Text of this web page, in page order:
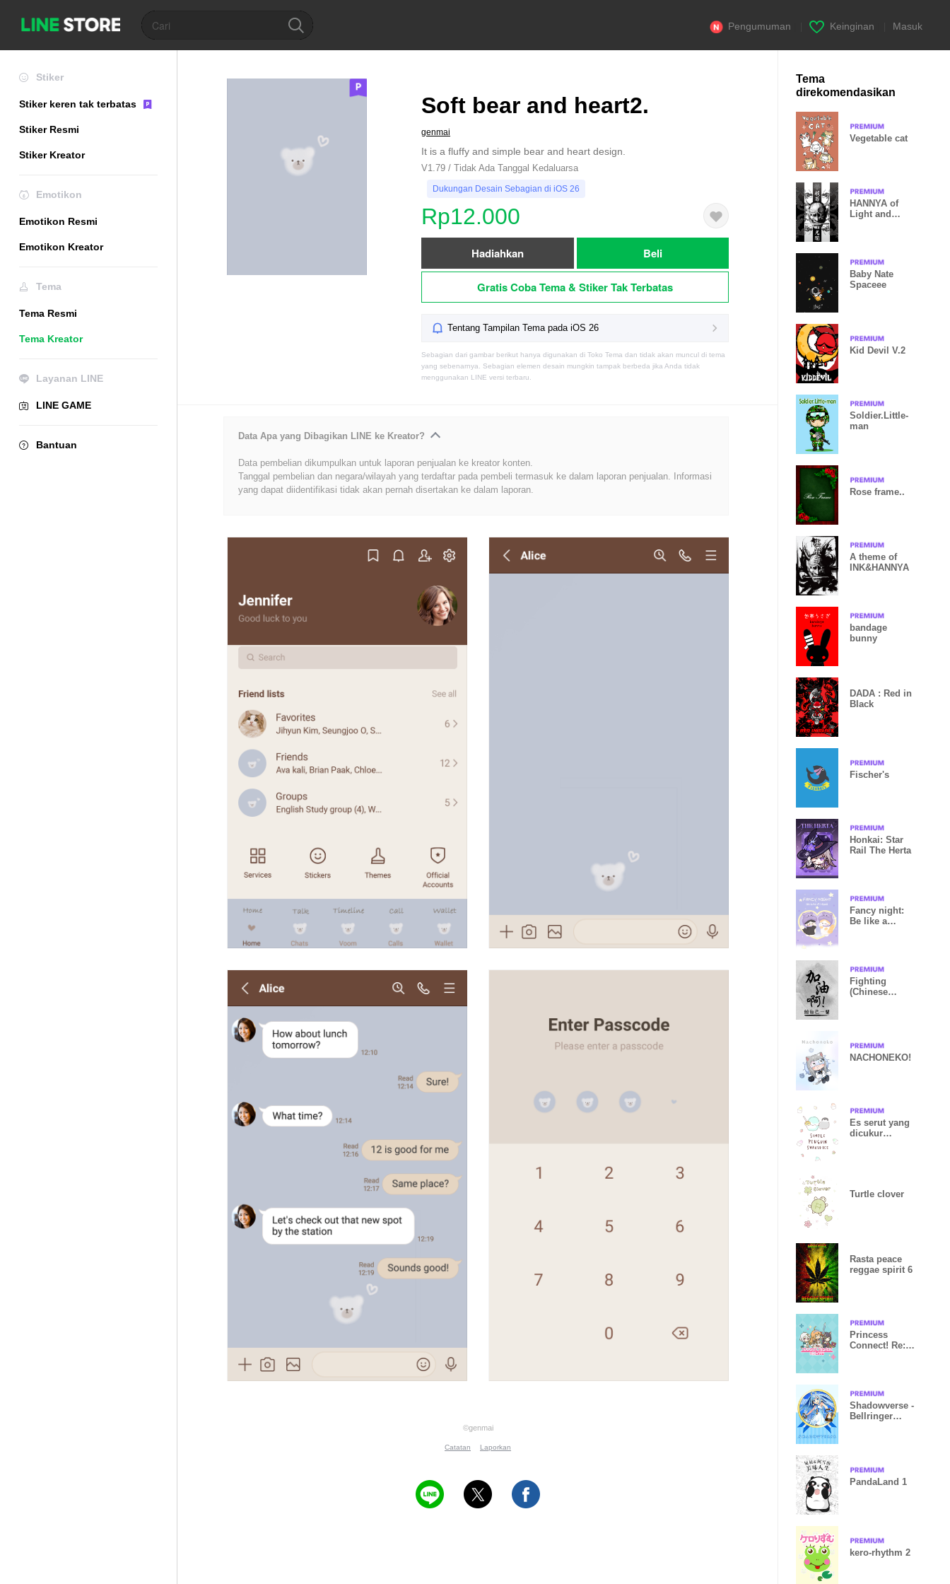
Pengumuman Keinginan Masuk
Stiker
Stiker keren tak terbatas
Stiker Resmi
Stiker Kreator
Emotikon
Emotikon Resmi
Emotikon Kreator
Tema
Tema Resmi
Tema Kreator
Layanan LINE
LINE GAME
Bantuan
Soft bear and heart2.
genmai
It is a fluffy and simple bear and heart design.
V1.79 / Tidak Ada Tanggal Kedaluarsa
Dukungan Desain Sebagian di iOS 26
Rp12.000
Hadiahkan Beli
Gratis Coba Tema & Stiker Tak Terbatas
Tentang Tampilan Tema pada iOS 26
Sebagian dari gambar berikut hanya digunakan di Toko Tema dan tidak akan muncul di tema
yang sebenarnya. Sebagian elemen desain mungkin tampak berbeda jika Anda tidak
menggunakan LINE versi terbaru.
Data Apa yang Dibagikan LINE ke Kreator?
Data pembelian dikumpulkan untuk laporan penjualan ke kreator konten.
Tanggal pembelian dan negara/wilayah yang terdaftar pada pembeli termasuk ke dalam laporan penjualan. Informasi
yang dapat diidentifikasi tidak akan pernah disertakan ke dalam laporan.
©genmai
Catatan Laporkan
Tema
direkomendasikan
Vegetable cat
HANNYA of
Light and
Baby Nate
Spaceee
Kid Devil V.2
Soldier.Little-
man
Rose frame..
A theme of
INK&HANNYA
bandage
bunny
DADA : Red in
Black
Fischer's
Honkai: Star
Rail The Herta
Fancy night:
Be like a
Fighting
(Chinese
NACHONEKO!
Es serut yang
dicukur
Turtle clover
Rasta peace
reggae spirit 6
Princess
Connect! Re:
Shadowverse -
Bellringer
PandaLand 1
kero-rhythm 2